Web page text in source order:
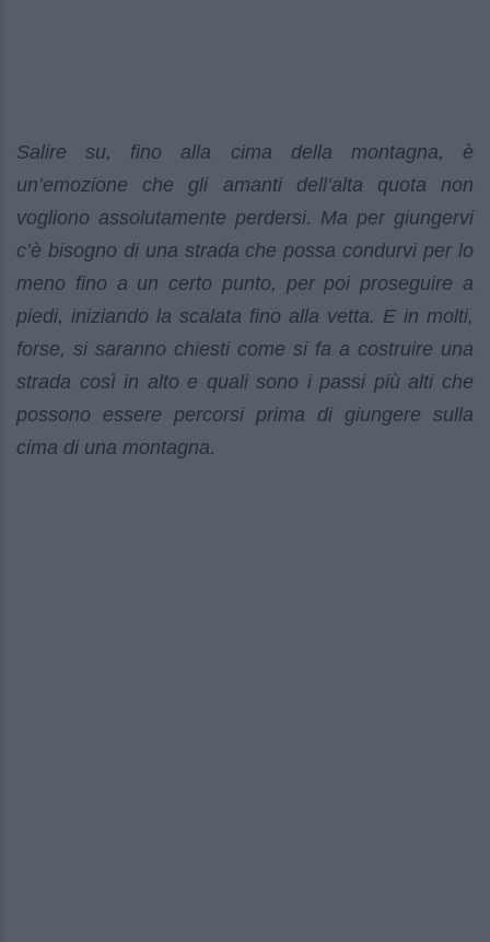
Salire su, fino alla cima della montagna, è
un’emozione che gli amanti dell’alta quota non
vogliono assolutamente perdersi. Ma per giungervi
c’è bisogno di una strada che possa condurvi per lo
meno fino a un certo punto, per poi proseguire a
piedi, iniziando la scalata fino alla vetta. E in molti,
forse, si saranno chiesti come si fa a costruire una
strada così in alto e quali sono i passi più alti che
possono essere percorsi prima di giungere sulla
cima di una montagna.